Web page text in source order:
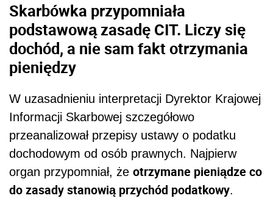
Skarbówka przypomniała
podstawową zasadę CIT. Liczy się
dochód, a nie sam fakt otrzymania
pieniędzy
W uzasadnieniu interpretacji Dyrektor Krajowej
Informacji Skarbowej szczegółowo
przeanalizował przepisy ustawy o podatku
dochodowym od osób prawnych. Najpierw
organ przypomniał, że otrzymane pieniądze co
do zasady stanowią przychód podatkowy.